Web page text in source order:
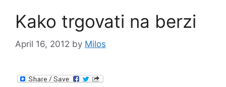
Kako trgovati na berzi
April 16, 2012 by Milos